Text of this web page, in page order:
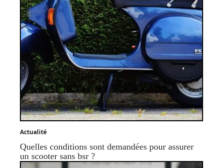
Actualité
Quelles conditions sont demandées pour assurer
un scooter sans bsr ?